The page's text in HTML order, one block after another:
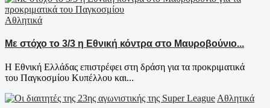
Αθλητικά
Με στόχο το 3/3 η Εθνική κόντρα στο Μαυροβούνιο...
Η Εθνική Ελλάδας επιστρέφει στη δράση για τα προκριματικά
του Παγκοσμίου Κυπέλλου και...
Αθλητικά